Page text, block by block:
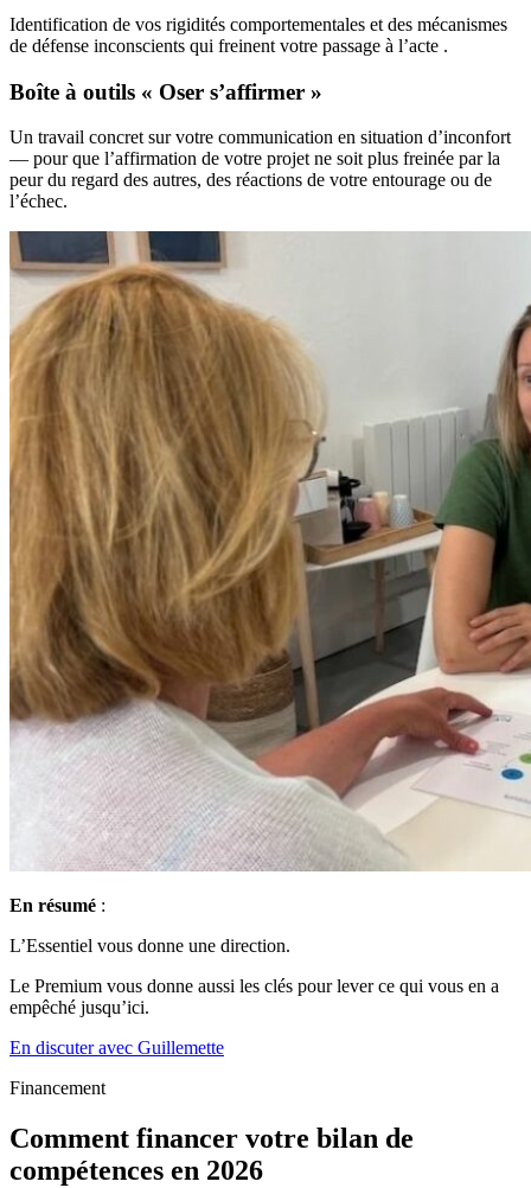
Identification de vos rigidités comportementales et des mécanismes
de défense inconscients qui freinent votre passage à l’acte .
Boîte à outils « Oser s’affirmer »
Un travail concret sur votre communication en situation d’inconfort
— pour que l’affirmation de votre projet ne soit plus freinée par la
peur du regard des autres, des réactions de votre entourage ou de
l’échec.
En résumé :
L’Essentiel vous donne une direction.
Le Premium vous donne aussi les clés pour lever ce qui vous en a
empêché jusqu’ici.
En discuter avec Guillemette
Financement
Comment financer votre bilan de
compétences en 2026